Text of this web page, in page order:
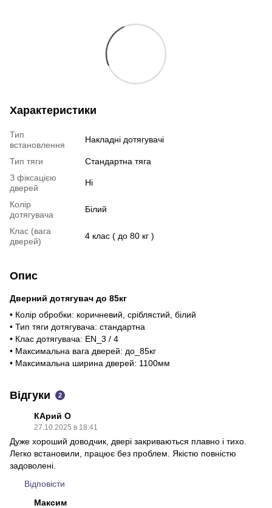
Характеристики
Тип
встановлення
Накладні дотягувачі
Тип тяги
Стандартна тяга
З фіксацією
дверей
Ні
Колір
дотягувача
Білий
Клас (вага
дверей)
4 клас ( до 80 кг )
Опис
Дверний дотягувач до 85кг
• Колір обробки: коричневий, сріблястий, білий
• Тип тяги дотягувача: стандартна
• Клас дотягувача: EN_3 / 4
• Максимальна вага дверей: до_85кг
• Максимальна ширина дверей: 1100мм
Відгуки 2
КАрий О
27.10.2025 в 18:41
Дуже хороший доводчик, двері закриваються плавно і тихо.
Легко встановили, працює без проблем. Якістю повністю
задоволені.
Відповісти
Максим